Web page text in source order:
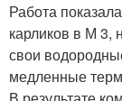
Работа
карликов в М 3,
свои
медленные